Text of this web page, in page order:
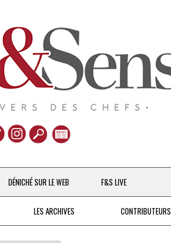
Aller
au
contenu
DÉNICHÉ SUR LE WEB F&S LIVE
LES ARCHIVES CONTRIBUTEURS